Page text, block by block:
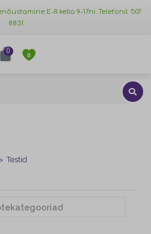
E-R kella 9-17ni. Telefonil: 507
8831
0
0
> Testid